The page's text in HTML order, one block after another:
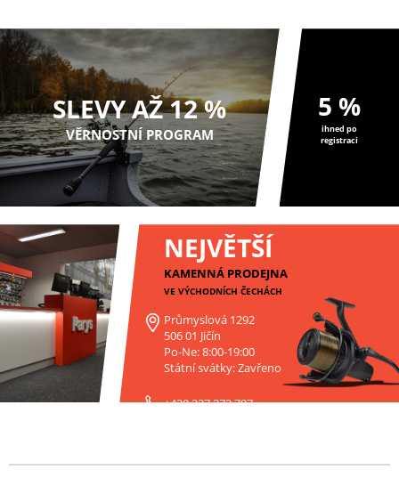
SLEVY AŽ 12 %
VĚRNOSTNÍ PROGRAM
5 %
ihned po
registraci
NEJVĚTŠÍ
KAMENNÁ PRODEJNA
VE VÝCHODNÍCH ČECHÁCH
Průmyslová 1292
506 01 Jičín
Po-Ne: 8:00-19:00
Státní svátky: Zavřeno
+420 227 272 797